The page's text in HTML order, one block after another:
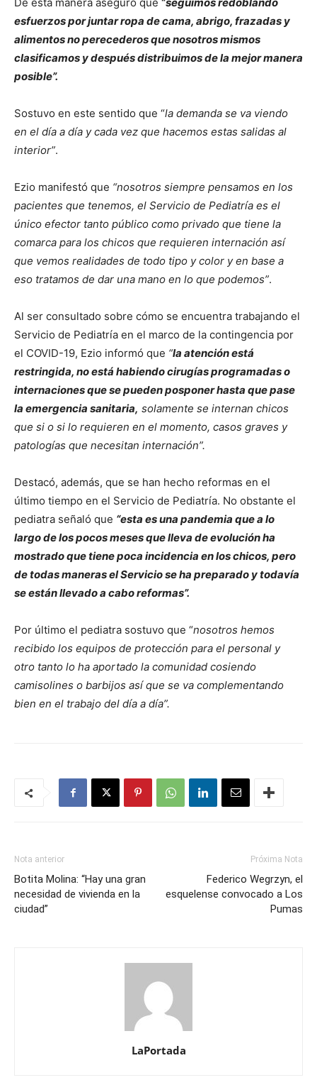
esfuerzos por juntar ropa de cama, abrigo, frazadas y
alimentos no perecederos que nosotros mismos
clasificamos y después distribuimos de la mejor manera
posible”.
Sostuvo en este sentido que “la demanda se va viendo
en el día a día y cada vez que hacemos estas salidas al
interior”.
Ezio manifestó que “nosotros siempre pensamos en los
pacientes que tenemos, el Servicio de Pediatría es el
único efector tanto público como privado que tiene la
comarca para los chicos que requieren internación así
que vemos realidades de todo tipo y color y en base a
eso tratamos de dar una mano en lo que podemos”.
Al ser consultado sobre cómo se encuentra trabajando el
Servicio de Pediatría en el marco de la contingencia por
el COVID-19, Ezio informó que “la atención está
restringida, no está habiendo cirugías programadas o
internaciones que se pueden posponer hasta que pase
la emergencia sanitaria, solamente se internan chicos
que si o si lo requieren en el momento, casos graves y
patologías que necesitan internación”.
Destacó, además, que se han hecho reformas en el
último tiempo en el Servicio de Pediatría. No obstante el
pediatra señaló que “esta es una pandemia que a lo
largo de los pocos meses que lleva de evolución ha
mostrado que tiene poca incidencia en los chicos, pero
de todas maneras el Servicio se ha preparado y todavía
se están llevado a cabo reformas”.
Por último el pediatra sostuvo que “nosotros hemos
recibido los equipos de protección para el personal y
otro tanto lo ha aportado la comunidad cosiendo
camisolines o barbijos así que se va complementando
bien en el trabajo del día a día”.
Nota anterior
Botita Molina: “Hay una gran
necesidad de vivienda en la
ciudad”
Próxima Nota
Federico Wegrzyn, el
esquelense convocado a Los
Pumas
LaPortada